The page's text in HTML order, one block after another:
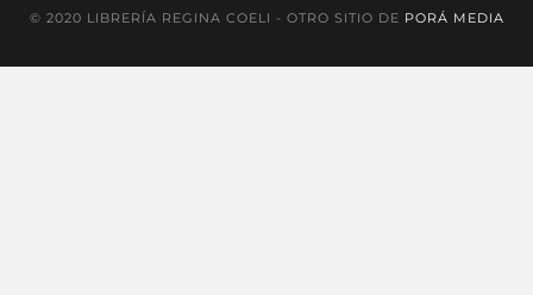
© 2020 LIBRERÍA REGINA COELI - OTRO SITIO DE PORÁ MEDIA